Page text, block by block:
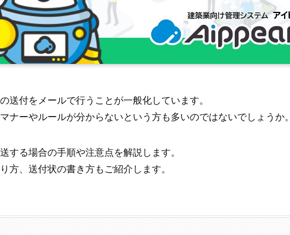
送付をメールで行うことが一般化しています。
ナーやルールが分からないという方も多いのではないでしょうか。
する場合の手順や注意点を解説します。
方、送付状の書き方もご紹介します。